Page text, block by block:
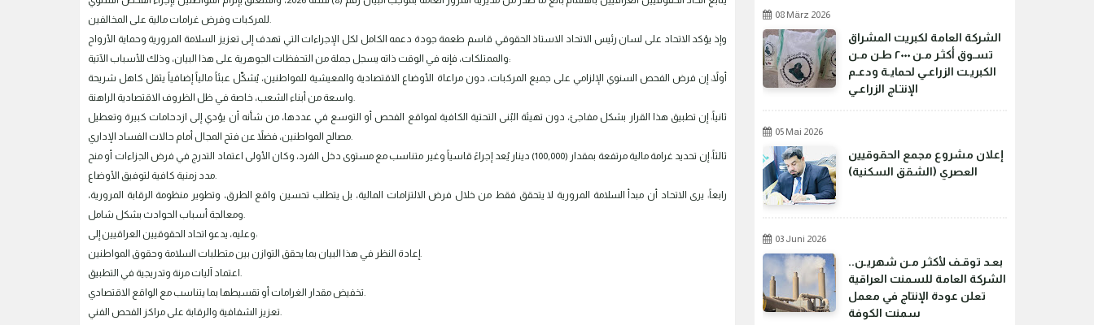
للمركبات وفرض غرامات مالية على المخالفين.
وإذ يؤكد الاتحاد على لسان رئيس الاتحاد الاستاذ الحقوقي قاسم طعمة جودة دعمه الكامل لكل الإجراءات التي تهدف إلى تعزيز السلامة المرورية وحماية الأرواح
والممتلكات، فإنه في الوقت ذاته يسجل جملة من التحفظات الجوهرية على هذا البيان، وذلك للأسباب الآتية:
أولاً: إن فرض الفحص السنوي الإلزامي على جميع المركبات، دون مراعاة الأوضاع الاقتصادية والمعيشية للمواطنين، يُشكّل عبئاً مالياً إضافياً يثقل كاهل شريحة
واسعة من أبناء الشعب، خاصة في ظل الظروف الاقتصادية الراهنة.
ثانياً: إن تطبيق هذا القرار بشكل مفاجئ، دون تهيئة البُنى التحتية الكافية لمواقع الفحص أو التوسع في عددها، من شأنه أن يؤدي إلى ازدحامات كبيرة وتعطيل
مصالح المواطنين، فضلاً عن فتح المجال أمام حالات الفساد الإداري.
ثالثاً: إن تحديد غرامة مالية مرتفعة بمقدار (100,000) دينار يُعد إجراءً قاسياً وغير متناسب مع مستوى دخل الفرد، وكان الأولى اعتماد التدرج في فرض الجزاءات أو منح
مدد زمنية كافية لتوفيق الأوضاع.
رابعاً: يرى الاتحاد أن مبدأ السلامة المرورية لا يتحقق فقط من خلال فرض الالتزامات المالية، بل يتطلب تحسين واقع الطرق، وتطوير منظومة الرقابة المرورية،
ومعالجة أسباب الحوادث بشكل شامل.
وعليه، يدعو اتحاد الحقوقيين العراقيين إلى:
إعادة النظر في هذا البيان بما يحقق التوازن بين متطلبات السلامة وحقوق المواطنين.
اعتماد آليات مرنة وتدريجية في التطبيق.
تخفيض مقدار الغرامات أو تقسيطها بما يتناسب مع الواقع الاقتصادي.
تعزيز الشفافية والرقابة على مراكز الفحص الفني.
08 März 2026
الشركة العامة لكبريت المشراق
تسـوق أكثـر مـن ٢٠٠٠ طـن مـن
الكبريـت الزراعـي لحمايـة ودعـم
الإنتـاج الزراعـي
05 Mai 2026
إعلان مشروع مجمع الحقوقيين
العصري (الشقق السكنية)
03 Juni 2026
بعـد توقـف لأكثـر مـن شهريـن..
الشركة العامة للسمنت العراقية
تعلن عودة الإنتاج في معمل
سمنت الكوفة